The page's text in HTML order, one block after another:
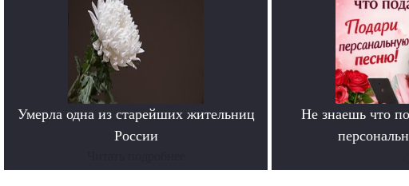
Умерла одна из старейших жительниц
России
Не знаешь что